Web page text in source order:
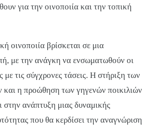
για την οινοποιία και την τοπική
οινοποιία βρίσκεται σε μια
με την ανάγκη να ενσωματωθούν οι
με τις σύγχρονες τάσεις. Η στήριξη των
και η προώθηση των γηγενών ποικιλιών
στην ανάπτυξη μιας δυναμικής
που θα κερδίσει την αναγνώριση